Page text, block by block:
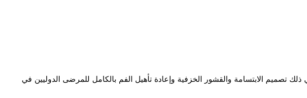
التجميلي والرقمي، بما في ذلك تصميم الابتسامة والقشور الخزفية وإعادة تأهيل الفم بالكامل للمرضى الدوليين في